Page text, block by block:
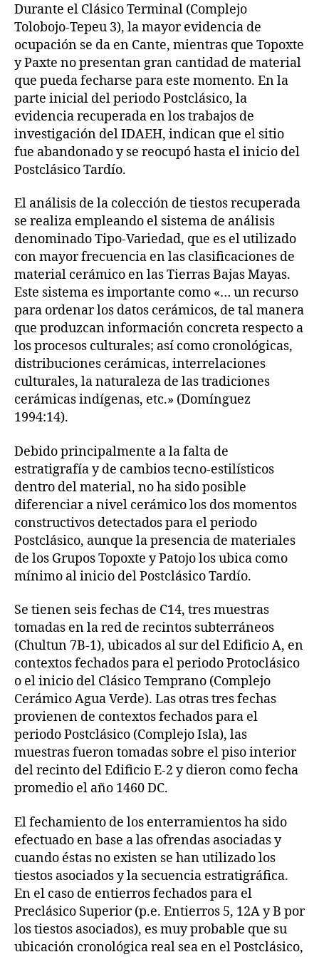
Durante el Clásico Terminal (Complejo
Tolobojo-Tepeu 3), la mayor evidencia de
ocupación se da en Cante, mientras que Topoxte
y Paxte no presentan gran cantidad de material
que pueda fecharse para este momento. En la
parte inicial del periodo Postclásico, la
evidencia recuperada en los trabajos de
investigación del IDAEH, indican que el sitio
fue abandonado y se reocupó hasta el inicio del
Postclásico Tardío.
El análisis de la colección de tiestos recuperada
se realiza empleando el sistema de análisis
denominado Tipo-Variedad, que es el utilizado
con mayor frecuencia en las clasificaciones de
material cerámico en las Tierras Bajas Mayas.
Este sistema es importante como «… un recurso
para ordenar los datos cerámicos, de tal manera
que produzcan información concreta respecto a
los procesos culturales; así como cronológicas,
distribuciones cerámicas, interrelaciones
culturales, la naturaleza de las tradiciones
cerámicas indígenas, etc.» (Domínguez
1994:14).
Debido principalmente a la falta de
estratigrafía y de cambios tecno-estilísticos
dentro del material, no ha sido posible
diferenciar a nivel cerámico los dos momentos
constructivos detectados para el periodo
Postclásico, aunque la presencia de materiales
de los Grupos Topoxte y Patojo los ubica como
mínimo al inicio del Postclásico Tardío.
Se tienen seis fechas de C14, tres muestras
tomadas en la red de recintos subterráneos
(Chultun 7B-1), ubicados al sur del Edificio A, en
contextos fechados para el periodo Protoclásico
o el inicio del Clásico Temprano (Complejo
Cerámico Agua Verde). Las otras tres fechas
provienen de contextos fechados para el
periodo Postclásico (Complejo Isla), las
muestras fueron tomadas sobre el piso interior
del recinto del Edificio E-2 y dieron como fecha
promedio el año 1460 DC.
El fechamiento de los enterramientos ha sido
efectuado en base a las ofrendas asociadas y
cuando éstas no existen se han utilizado los
tiestos asociados y la secuencia estratigráfica.
En el caso de entierros fechados para el
Preclásico Superior (p.e. Entierros 5, 12A y B por
los tiestos asociados), es muy probable que su
ubicación cronológica real sea en el Postclásico,